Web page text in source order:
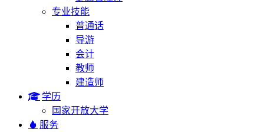
专业技能
普通话
导游
会计
教师
建造师
学历
国家开放大学
服务